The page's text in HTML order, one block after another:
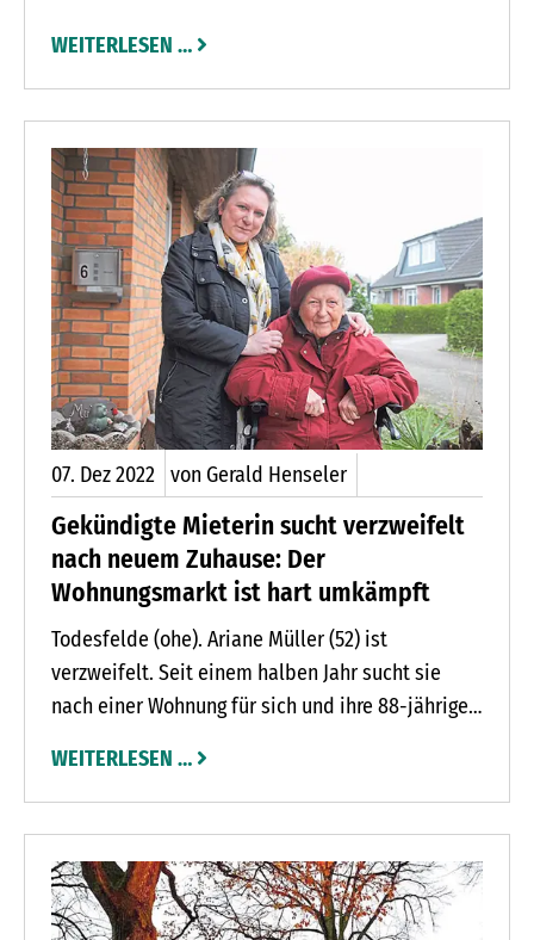
als sie sich 1929 kennen und einige Jahre später
lieben lernen. Sie möchten ein ganz normales
Leben führen, doch Krieg und Flucht stehlen
ihnen viele gute Jahre.
WEITERLESEN …
07. Dez2022 von Gerald Henseler
Gekündigte Mieterin sucht verzweifelt
nach neuem Zuhause: Der
Wohnungsmarkt ist hart umkämpft
Todesfelde (ohe). Ariane Müller (52) ist
verzweifelt. Seit einem halben Jahr sucht sie
nach einer Wohnung für sich und ihre 88-jährige
angewiesen. Daher sucht Ariane Müller nach
einer barrierearmen Wohnung im Erdgeschoss.
Vier Zimmer sollte sie haben. Eine Kaltmiete von
1.000 Euro kann sie zahlen. „So eine Wohnung ist
einfach nicht zu bekommen“, sagt Ariane Müller.
WEITERLESEN …